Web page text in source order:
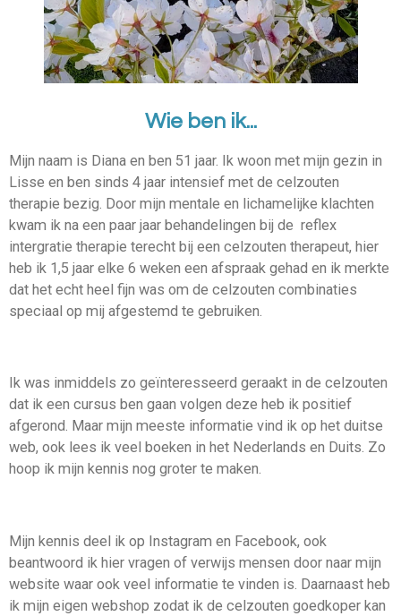
Wie ben ik...
Mijn naam is Diana en ben 51 jaar. Ik woon met mijn gezin in
Lisse en ben sinds 4 jaar intensief met de celzouten
therapie bezig. Door mijn mentale en lichamelijke klachten
kwam ik na een paar jaar behandelingen bij de reflex
intergratie therapie terecht bij een celzouten therapeut, hier
heb ik 1,5 jaar elke 6 weken een afspraak gehad en ik merkte
dat het echt heel fijn was om de celzouten combinaties
speciaal op mij afgestemd te gebruiken.
Ik was inmiddels zo geïnteresseerd geraakt in de celzouten
dat ik een cursus ben gaan volgen deze heb ik positief
afgerond. Maar mijn meeste informatie vind ik op het duitse
web, ook lees ik veel boeken in het Nederlands en Duits. Zo
hoop ik mijn kennis nog groter te maken.
Mijn kennis deel ik op Instagram en Facebook, ook
beantwoord ik hier vragen of verwijs mensen door naar mijn
website waar ook veel informatie te vinden is. Daarnaast heb
ik mijn eigen webshop zodat ik de celzouten goedkoper kan